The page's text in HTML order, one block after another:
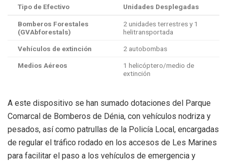
Tipo de Efectivo Unidades Desplegadas
Bomberos Forestales
(GVAbforestals)
2 unidades terrestres y 1
helitransportada
Vehículos de extinción 2 autobombas
Medios Aéreos
1 helicóptero/medio de
extinción
A este dispositivo se han sumado dotaciones del Parque
Comarcal de Bomberos de Dénia, con vehículos nodriza y
pesados, así como patrullas de la Policía Local, encargadas
de regular el tráfico rodado en los accesos de Les Marines
para facilitar el paso a los vehículos de emergencia y